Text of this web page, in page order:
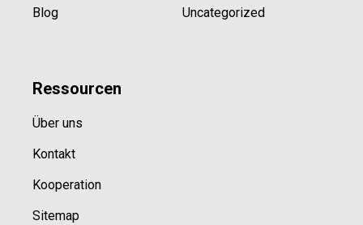
Blog Uncategorized
Ressourcen
Über uns
Kontakt
Kooperation
Sitemap